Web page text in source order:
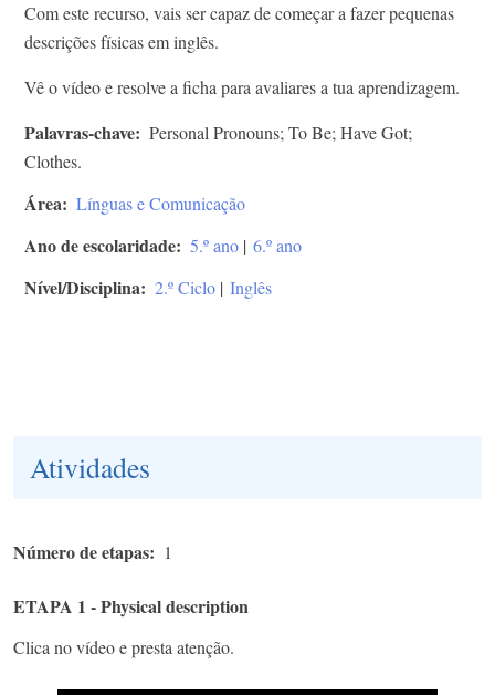
Com este recurso, vais ser capaz de começar a fazer pequenas
descrições físicas em inglês.
Vê o vídeo e resolve a ficha para avaliares a tua aprendizagem.
Palavras-chave
Personal Pronouns; To Be; Have Got;
Clothes.
Área Línguas e Comunicação
Ano de escolaridade 5.º ano | 6.º ano
Nível/Disciplina 2.º Ciclo | Inglês
Atividades
Número de etapas 1
ETAPA 1 - Physical description
Clica no vídeo e presta atenção.